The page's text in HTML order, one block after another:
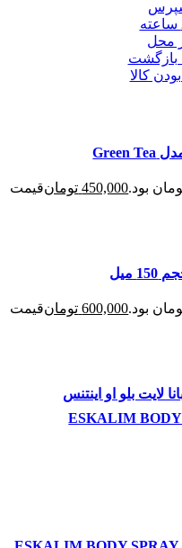
450,000 تومانقیمت
600,000 تومانقیمت
بلو او اینتنس
ESKALIM